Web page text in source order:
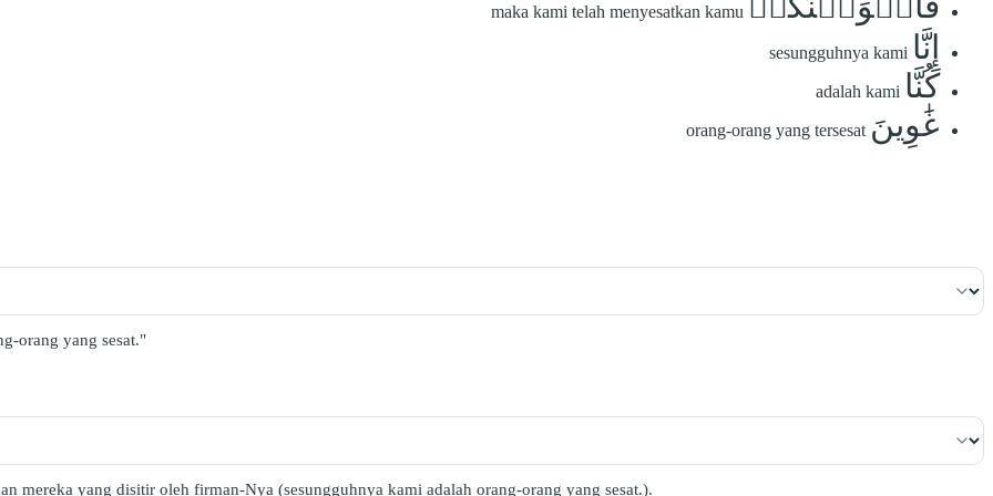
maka kami telah menyesatkan kamu
إِنَّا sesungguhnya kami
كُنَّا adalah kami
غَٰوِينَ orang-orang yang tersesat
orang yang sesat."
mereka yang disitir oleh firman-Nya (sesungguhnya kami adalah orang-orang yang sesat.).